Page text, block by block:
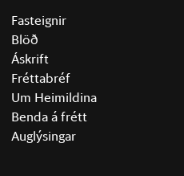
Fasteignir
Blöð
Áskrift
Fréttabréf
Um Heimildina
Benda á frétt
Auglýsingar